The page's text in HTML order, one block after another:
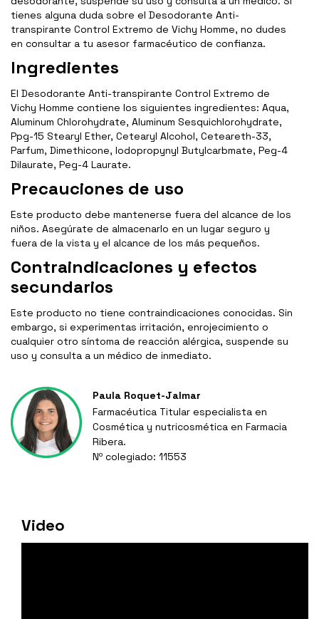
tienes alguna duda sobre el Desodorante Anti-
transpirante Control Extremo de Vichy Homme, no dudes
en consultar a tu asesor farmacéutico de confianza.
Ingredientes
El Desodorante Anti-transpirante Control Extremo de
Vichy Homme contiene los siguientes ingredientes: Aqua,
Aluminum Chlorohydrate, Aluminum Sesquichlorohydrate,
Ppg-15 Stearyl Ether, Cetearyl Alcohol, Ceteareth-33,
Parfum, Dimethicone, Iodopropynyl Butylcarbmate, Peg-4
Dilaurate, Peg-4 Laurate.
Precauciones de uso
Este producto debe mantenerse fuera del alcance de los
niños. Asegúrate de almacenarlo en un lugar seguro y
fuera de la vista y el alcance de los más pequeños.
Contraindicaciones y efectos
secundarios
Este producto no tiene contraindicaciones conocidas. Sin
embargo, si experimentas irritación, enrojecimiento o
cualquier otro síntoma de reacción alérgica, suspende su
uso y consulta a un médico de inmediato.
Paula Roquet-Jalmar
Farmacéutica Titular especialista en
Cosmética y nutricosmética en Farmacia
Ribera.
Nº colegiado: 11553
Video